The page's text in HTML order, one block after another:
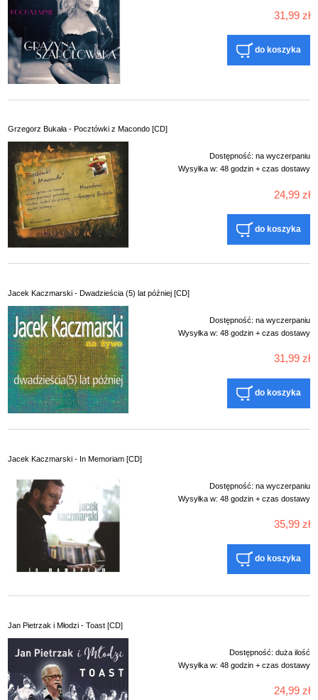
31,99 zł
do koszyka
Grzegorz Bukała - Pocztówki z Macondo [CD]
Dostępność: na wyczerpaniu
Wysyłka w: 48 godzin + czas dostawy
24,99 zł
do koszyka
Jacek Kaczmarski - Dwadzieścia (5) lat później [CD]
Dostępność: na wyczerpaniu
Wysyłka w: 48 godzin + czas dostawy
31,99 zł
do koszyka
Jacek Kaczmarski - In Memoriam [CD]
Dostępność: na wyczerpaniu
Wysyłka w: 48 godzin + czas dostawy
35,99 zł
do koszyka
Jan Pietrzak i Młodzi - Toast [CD]
Dostępność: duża ilość
Wysyłka w: 48 godzin + czas dostawy
24,99 zł